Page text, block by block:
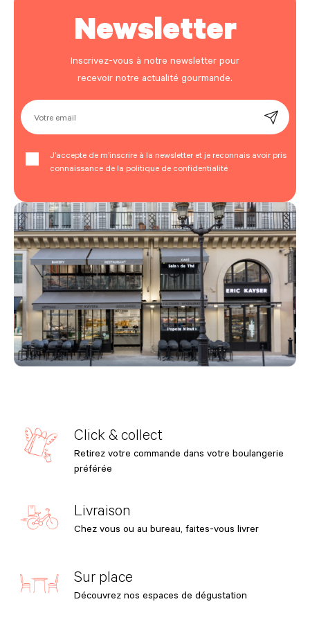
Newsletter
Inscrivez-vous à notre newsletter pour
recevoir notre actualité gourmande.
Votre email
J’accepte de m’inscrire à la newsletter et je reconnais avoir pris
connaissance de la politique de confidentialité
Click & collect
Retirez votre commande dans votre boulangerie
préférée
Livraison
Chez vous ou au bureau, faites-vous livrer
Sur place
Découvrez nos espaces de dégustation